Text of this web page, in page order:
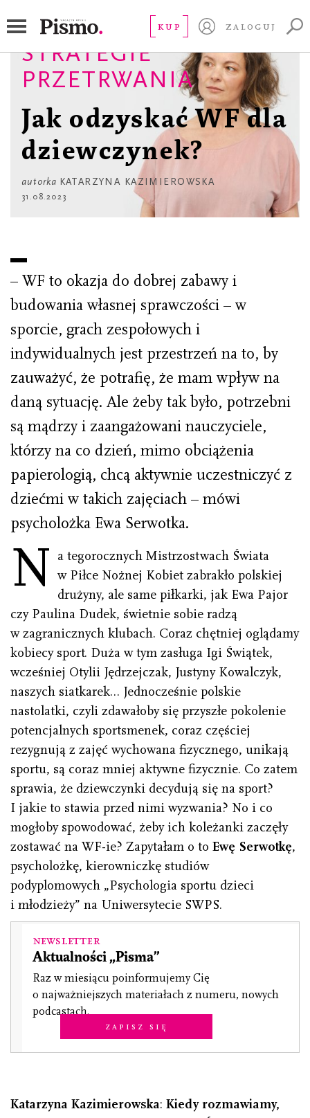
KUP ZALOGUJ
STRATEGIE
PRZETRWANIA
Jak odzyskać WF dla
dziewczynek?
autorka KATARZYNA KAZIMIEROWSKA
31.08.2023
– WF to okazja do dobrej zabawy i
budowania własnej sprawczości – w
sporcie, grach zespołowych i
indywidualnych jest przestrzeń na to, by
zauważyć, że potrafię, że mam wpływ na
daną sytuację. Ale żeby tak było, potrzebni
są mądrzy i zaangażowani nauczyciele,
którzy na co dzień, mimo obciążenia
papierologią, chcą aktywnie uczestniczyć z
dziećmi w takich zajęciach – mówi
psycholożka Ewa Serwotka.
N a tegorocznych Mistrzostwach Świata
w Piłce Nożnej Kobiet zabrakło polskiej
drużyny, ale same piłkarki, jak Ewa Pajor
czy Paulina Dudek, świetnie sobie radzą
w zagranicznych klubach. Coraz chętniej oglądamy
kobiecy sport. Duża w tym zasługa Igi Świątek,
wcześniej Otylii Jędrzejczak, Justyny Kowalczyk,
naszych siatkarek… Jednocześnie polskie
nastolatki, czyli zdawałoby się przyszłe pokolenie
potencjalnych sportsmenek, coraz częściej
rezygnują z zajęć wychowana fizycznego, unikają
sportu, są coraz mniej aktywne fizycznie. Co zatem
sprawia, że dziewczynki decydują się na sport?
I jakie to stawia przed nimi wyzwania? No i co
mogłoby spowodować, żeby ich koleżanki zaczęły
zostawać na WF-ie? Zapytałam o to Ewę Serwotkę,
psycholożkę, kierowniczkę studiów
podyplomowych „Psychologia sportu dzieci
i młodzieży” na Uniwersytecie SWPS.
Newsletter
Aktualności „Pisma”
Raz w miesiącu poinformujemy Cię
o najważniejszych materiałach z numeru, nowych
podcastach.
Zapisz się
Katarzyna Kazimierowska: Kiedy rozmawiamy,